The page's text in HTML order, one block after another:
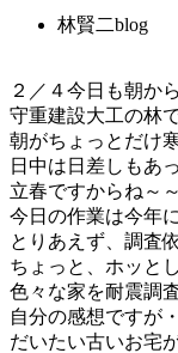
林賢二blog
２／４今日も朝か
守重建設大工の林で
朝がちょっとだけ
日中は日差しもあ
立春ですからね～～
今日の作業は今年
とりあえず、調査
ちょっと、ホッと
色々な家を耐震調
自分の感想ですが
だいたい古いお宅